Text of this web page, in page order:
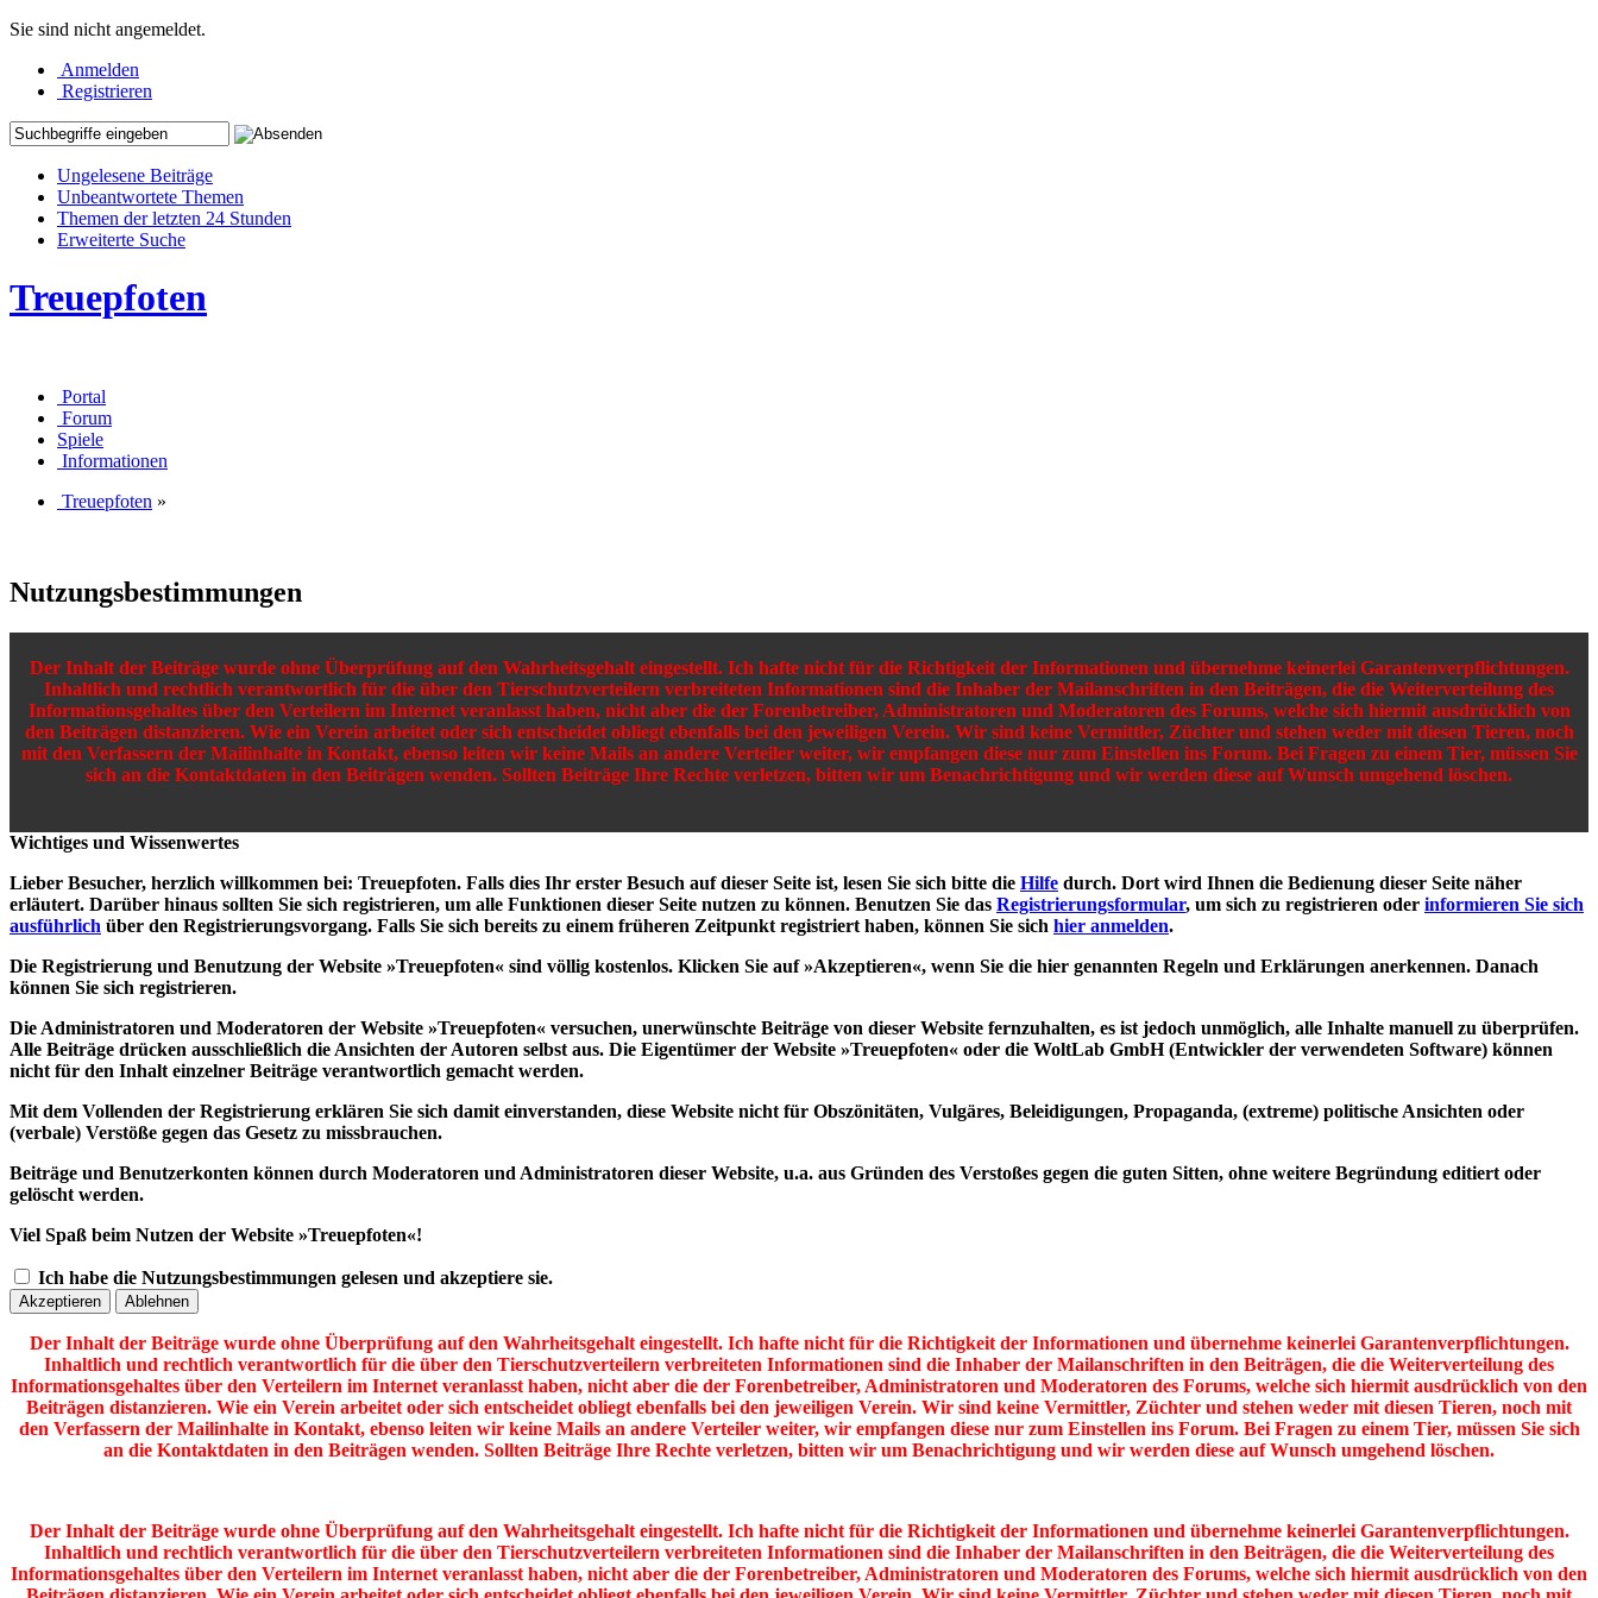
Sie sind nicht angemeldet.
Anmelden
Registrieren
Ungelesene Beiträge
Unbeantwortete Themen
Themen der letzten 24 Stunden
Erweiterte Suche
Treuepfoten
Portal
Forum
Spiele
Informationen
Treuepfoten »
Nutzungsbestimmungen
Der Inhalt der Beiträge wurde ohne Überprüfung auf den Wahrheitsgehalt eingestellt. Ich hafte nicht für die Richtigkeit der Informationen und übernehme keinerlei Garantenverpflichtungen.
Inhaltlich und rechtlich verantwortlich für die über den Tierschutzverteilern verbreiteten Informationen sind die Inhaber der Mailanschriften in den Beiträgen, die die Weiterverteilung des
Informationsgehaltes über den Verteilern im Internet veranlasst haben, nicht aber die der Forenbetreiber, Administratoren und Moderatoren des Forums, welche sich hiermit ausdrücklich von
den Beiträgen distanzieren. Wie ein Verein arbeitet oder sich entscheidet obliegt ebenfalls bei den jeweiligen Verein. Wir sind keine Vermittler, Züchter und stehen weder mit diesen Tieren, noch
mit den Verfassern der Mailinhalte in Kontakt, ebenso leiten wir keine Mails an andere Verteiler weiter, wir empfangen diese nur zum Einstellen ins Forum. Bei Fragen zu einem Tier, müssen Sie
sich an die Kontaktdaten in den Beiträgen wenden. Sollten Beiträge Ihre Rechte verletzen, bitten wir um Benachrichtigung und wir werden diese auf Wunsch umgehend löschen.
Wichtiges und Wissenwertes
Lieber Besucher, herzlich willkommen bei: Treuepfoten. Falls dies Ihr erster Besuch auf dieser Seite ist, lesen Sie sich bitte die Hilfe durch. Dort wird Ihnen die Bedienung dieser Seite näher
erläutert. Darüber hinaus sollten Sie sich registrieren, um alle Funktionen dieser Seite nutzen zu können. Benutzen Sie das Registrierungsformular, um sich zu registrieren oder informieren Sie sich
ausführlich über den Registrierungsvorgang. Falls Sie sich bereits zu einem früheren Zeitpunkt registriert haben, können Sie sich hier anmelden.
Die Registrierung und Benutzung der Website »Treuepfoten« sind völlig kostenlos. Klicken Sie auf »Akzeptieren«, wenn Sie die hier genannten Regeln und Erklärungen anerkennen. Danach
können Sie sich registrieren.
Die Administratoren und Moderatoren der Website »Treuepfoten« versuchen, unerwünschte Beiträge von dieser Website fernzuhalten, es ist jedoch unmöglich, alle Inhalte manuell zu überprüfen.
Alle Beiträge drücken ausschließlich die Ansichten der Autoren selbst aus. Die Eigentümer der Website »Treuepfoten« oder die WoltLab GmbH (Entwickler der verwendeten Software) können
nicht für den Inhalt einzelner Beiträge verantwortlich gemacht werden.
Mit dem Vollenden der Registrierung erklären Sie sich damit einverstanden, diese Website nicht für Obszönitäten, Vulgäres, Beleidigungen, Propaganda, (extreme) politische Ansichten oder
(verbale) Verstöße gegen das Gesetz zu missbrauchen.
Beiträge und Benutzerkonten können durch Moderatoren und Administratoren dieser Website, u.a. aus Gründen des Verstoßes gegen die guten Sitten, ohne weitere Begründung editiert oder
gelöscht werden.
Viel Spaß beim Nutzen der Website »Treuepfoten«!
Ich habe die Nutzungsbestimmungen gelesen und akzeptiere sie.
Der Inhalt der Beiträge wurde ohne Überprüfung auf den Wahrheitsgehalt eingestellt. Ich hafte nicht für die Richtigkeit der Informationen und übernehme keinerlei Garantenverpflichtungen.
Inhaltlich und rechtlich verantwortlich für die über den Tierschutzverteilern verbreiteten Informationen sind die Inhaber der Mailanschriften in den Beiträgen, die die Weiterverteilung des
Informationsgehaltes über den Verteilern im Internet veranlasst haben, nicht aber die der Forenbetreiber, Administratoren und Moderatoren des Forums, welche sich hiermit ausdrücklich von den
Beiträgen distanzieren. Wie ein Verein arbeitet oder sich entscheidet obliegt ebenfalls bei den jeweiligen Verein. Wir sind keine Vermittler, Züchter und stehen weder mit diesen Tieren, noch mit
den Verfassern der Mailinhalte in Kontakt, ebenso leiten wir keine Mails an andere Verteiler weiter, wir empfangen diese nur zum Einstellen ins Forum. Bei Fragen zu einem Tier, müssen Sie sich
an die Kontaktdaten in den Beiträgen wenden. Sollten Beiträge Ihre Rechte verletzen, bitten wir um Benachrichtigung und wir werden diese auf Wunsch umgehend löschen.
Der Inhalt der Beiträge wurde ohne Überprüfung auf den Wahrheitsgehalt eingestellt. Ich hafte nicht für die Richtigkeit der Informationen und übernehme keinerlei Garantenverpflichtungen.
Inhaltlich und rechtlich verantwortlich für die über den Tierschutzverteilern verbreiteten Informationen sind die Inhaber der Mailanschriften in den Beiträgen, die die Weiterverteilung des
Informationsgehaltes über den Verteilern im Internet veranlasst haben, nicht aber die der Forenbetreiber, Administratoren und Moderatoren des Forums, welche sich hiermit ausdrücklich von den